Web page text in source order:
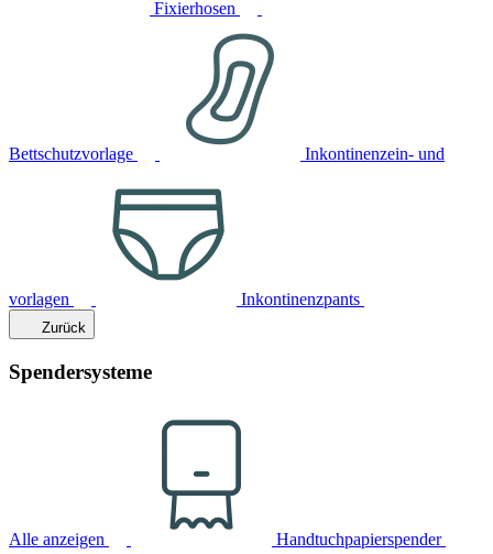
Fixierhosen
Bettschutzvorlage Inkontinenzein- und
vorlagen Inkontinenzpants
Zurück
Spendersysteme
Alle anzeigen Handtuchpapierspender